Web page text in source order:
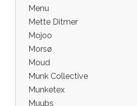
Menu
Mette Ditmer
Mojoo
Morsø
Moud
Munk Collective
Munketex
Muubs